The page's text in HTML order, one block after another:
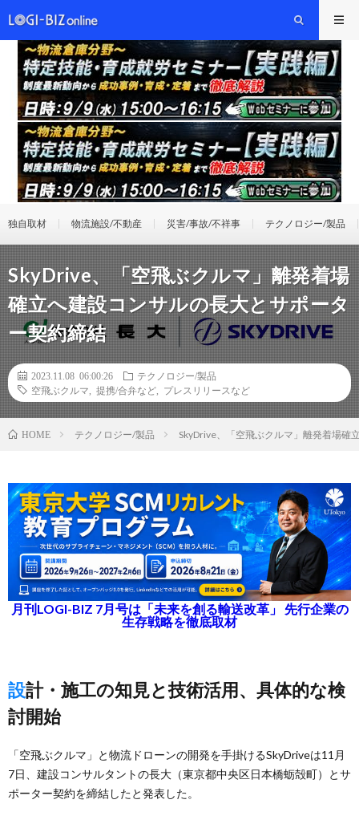
独自取材 物流施設/不動産 災害/事故/不祥事 テクノロジー/製品
SkyDrive、「空飛ぶクルマ」離発着場
確立へ建設コンサルの長大とサポータ
ー契約締結
2023.11.08 06:00:26
テクノロジー/製品
空飛ぶクルマ
提携/合弁など プレスリリースなど
HOME テクノロジー/製品 SkyDrive、「空飛ぶクルマ」離発着場確
月刊LOGI-BIZ 7月号は「未来を創る輸送改革」 先行企業の
生存戦略を徹底取材
設計・施工の知見と技術活用、具体的な検
討開始
「空飛ぶクルマ」と物流ドローンの開発を手掛けるSkyDriveは11月
7日、建設コンサルタントの長大（東京都中央区日本橋蛎殻町）とサ
ポーター契約を締結したと発表した。